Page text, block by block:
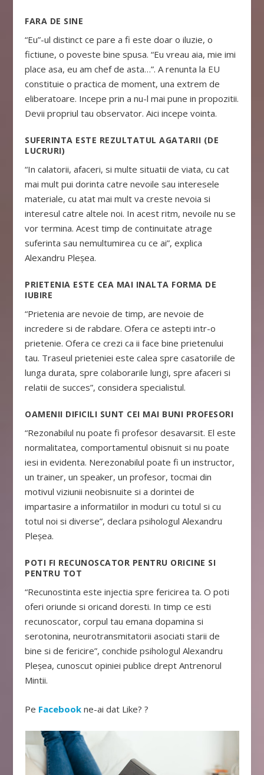
FARA DE SINE
“Eu”-ul distinct ce pare a fi este doar o iluzie, o
fictiune, o poveste bine spusa. “Eu vreau aia, mie imi
place asa, eu am chef de asta…”. A renunta la EU
constituie o practica de moment, una extrem de
eliberatoare. Incepe prin a nu-l mai pune in propozitii.
Devii propriul tau observator. Aici incepe vointa.
SUFERINTA ESTE REZULTATUL AGATARII (DE
LUCRURI)
“In calatorii, afaceri, si multe situatii de viata, cu cat
mai mult pui dorinta catre nevoile sau interesele
materiale, cu atat mai mult va creste nevoia si
interesul catre altele noi. In acest ritm, nevoile nu se
vor termina. Acest timp de continuitate atrage
suferinta sau nemultumirea cu ce ai”, explica
Alexandru Pleșea.
PRIETENIA ESTE CEA MAI INALTA FORMA DE
IUBIRE
“Prietenia are nevoie de timp, are nevoie de
incredere si de rabdare. Ofera ce astepti intr-o
prietenie. Ofera ce crezi ca ii face bine prietenului
tau. Traseul prieteniei este calea spre casatoriile de
lunga durata, spre colaborarile lungi, spre afaceri si
relatii de succes”, considera specialistul.
OAMENII DIFICILI SUNT CEI MAI BUNI PROFESORI
“Rezonabilul nu poate fi profesor desavarsit. El este
normalitatea, comportamentul obisnuit si nu poate
iesi in evidenta. Nerezonabilul poate fi un instructor,
un trainer, un speaker, un profesor, tocmai din
motivul viziunii neobisnuite si a dorintei de
impartasire a informatiilor in moduri cu totul si cu
totul noi si diverse”, declara psihologul Alexandru
Pleșea.
POTI FI RECUNOSCATOR PENTRU ORICINE SI
PENTRU TOT
“Recunostinta este injectia spre fericirea ta. O poti
oferi oriunde si oricand doresti. In timp ce esti
recunoscator, corpul tau emana dopamina si
serotonina, neurotransmitatorii asociati starii de
bine si de fericire”, conchide psihologul Alexandru
Pleșea, cunoscut opiniei publice drept Antrenorul
Mintii.
Pe Facebook ne-ai dat Like? ?